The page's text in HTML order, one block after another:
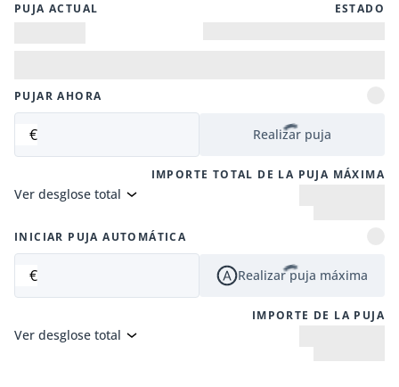
PUJA ACTUAL ESTADO
PUJAR AHORA
€ Realizar puja
IMPORTE TOTAL DE LA PUJA MÁXIMA
Ver desglose total
INICIAR PUJA AUTOMÁTICA
€ Realizar puja máxima
IMPORTE DE LA PUJA
Ver desglose total